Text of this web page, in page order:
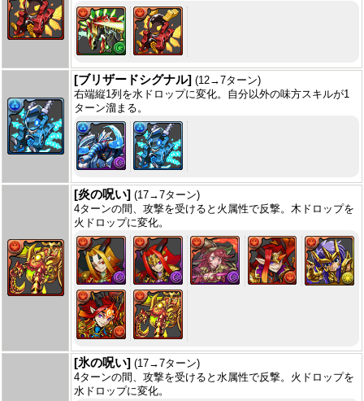
[ブリザードシグナル] (12→7ターン)
右端縦1列を水ドロップに変化。自分以外の味方スキルが1
ターン溜まる。
[炎の呪い] (17→7ターン)
4ターンの間、攻撃を受けると火属性で反撃。木ドロップを
火ドロップに変化。
[氷の呪い] (17→7ターン)
4ターンの間、攻撃を受けると水属性で反撃。火ドロップを
水ドロップに変化。